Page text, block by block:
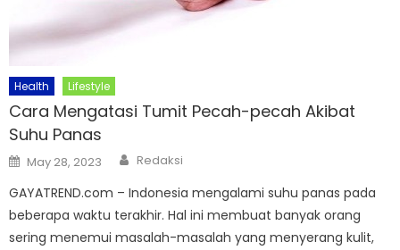
Health Lifestyle
Cara Mengatasi Tumit Pecah-pecah Akibat
Suhu Panas
Posted
on
May 28, 2023 Author
Redaksi
GAYATREND.com – Indonesia mengalami suhu panas pada
beberapa waktu terakhir. Hal ini membuat banyak orang
sering menemui masalah-masalah yang menyerang kulit,